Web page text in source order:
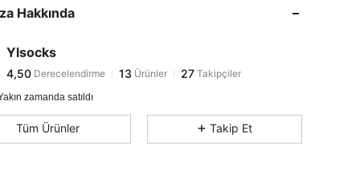
Hakkında
Ylsocks
4,50
4,50 Derecelendirme 13 Ürünler 27 Takipçiler
'i takip etti
zamanda satıldı
Tüm Ürünler Takip Et